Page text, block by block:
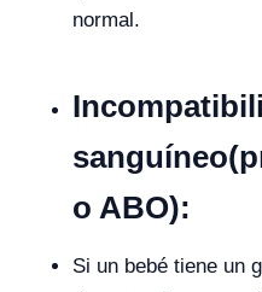
normal.
sanguíneo
o ABO):
Si un bebé tiene un